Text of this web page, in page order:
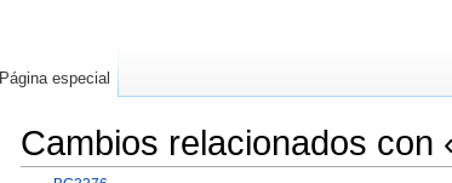
Cambios relacionados con
Página especial